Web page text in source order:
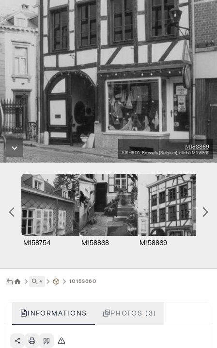
M158869
KIK-IRPA, Brussels (Belgium), cliché M158869
M158754 M158868 M158869
˅ 10153660
INFORMATIONS PHOTOS (3)